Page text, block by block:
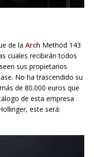
de la Arch Method 143
cuales recibirán todos
sus propietarios
No ha trascendido su
de 80.000 euros que
de esta empresa
este será: